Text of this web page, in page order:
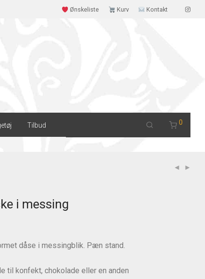
Ønskeliste Kurv Kontakt
Tilbud 0
i messing
dåse i messingblik. Pæn stand.
til konfekt, chokolade eller en anden